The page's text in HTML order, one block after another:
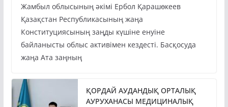
Жамбыл облысының әкімі Ербол Қарашөкеев
Қазақстан Республикасының жаңа
Конституциясының заңды күшіне енуіне
байланысты облыс активімен кездесті. Басқосуда
жаңа Ата заңның
ҚОРДАЙ АУДАНДЫҚ ОРТАЛЫҚ
АУРУХАНАСЫ МЕДИЦИНАЛЫҚ